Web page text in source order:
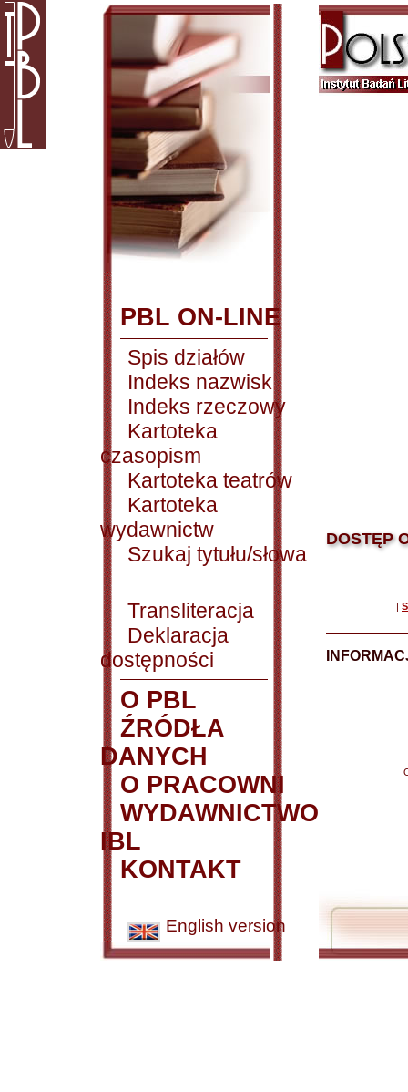
PBL ON-LINE
Spis działów
Indeks nazwisk
Indeks rzeczowy
Kartoteka
czasopism
Kartoteka teatrów
Kartoteka
wydawnictw
Szukaj tytułu/słowa
Transliteracja
Deklaracja
dostępności
O PBL
ŹRÓDŁA
DANYCH
O PRACOWNI
WYDAWNICTWO
IBL
KONTAKT
English version
DOSTĘP
|